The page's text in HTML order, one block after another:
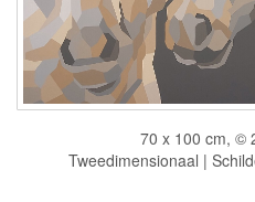
70 x 100 cm, ©
Tweedimensionaal |